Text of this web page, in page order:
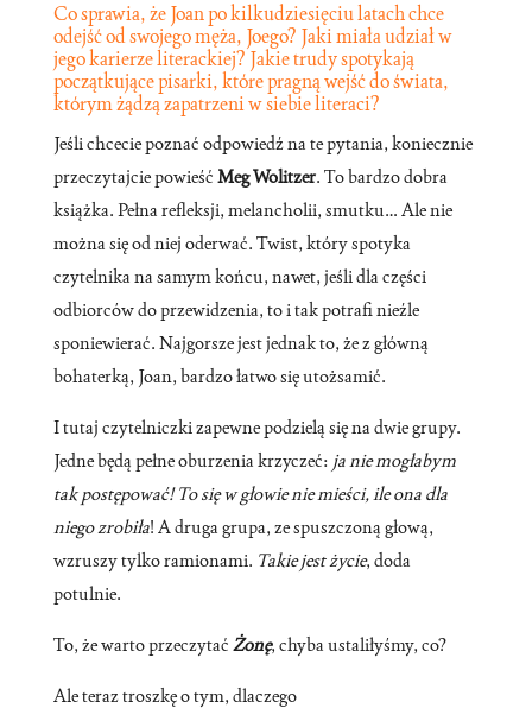
Co sprawia, że Joan po kilkudziesięciu latach chce
odejść od swojego męża, Joego? Jaki miała udział w
jego karierze literackiej? Jakie trudy spotykają
początkujące pisarki, które pragną wejść do świata,
którym żądzą zapatrzeni w siebie literaci?
Jeśli chcecie poznać odpowiedź na te pytania, koniecznie
przeczytajcie powieść Meg Wolitzer. To bardzo dobra
książka. Pełna refleksji, melancholii, smutku… Ale nie
można się od niej oderwać. Twist, który spotyka
czytelnika na samym końcu, nawet, jeśli dla części
odbiorców do przewidzenia, to i tak potrafi nieźle
sponiewierać. Najgorsze jest jednak to, że z główną
bohaterką, Joan, bardzo łatwo się utożsamić.
I tutaj czytelniczki zapewne podzielą się na dwie grupy.
Jedne będą pełne oburzenia krzyczeć: ja nie mogłabym
tak postępować! To się w głowie nie mieści, ile ona dla
niego zrobiła! A druga grupa, ze spuszczoną głową,
wzruszy tylko ramionami. Takie jest życie, doda
potulnie.
To, że warto przeczytać Żonę, chyba ustaliłyśmy, co?
Ale teraz troszkę o tym, dlaczego